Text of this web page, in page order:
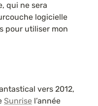
qui ne sera
logicielle
pour utiliser mon
vers 2012,
Sunrise l’année